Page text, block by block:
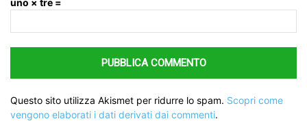
uno × tre =
Questo sito utilizza Akismet per ridurre lo spam. Scopri come
vengono elaborati i dati derivati dai commenti.